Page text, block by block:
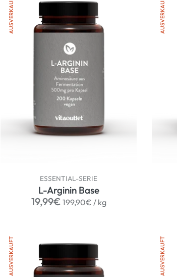
AUSVERKAUFT
ESSENTIAL-SERIE
L-Arginin Base
Normaler
19,99€ 199,90€ / per
kg
AUSVERKAUFT
AUSVERKAUFT
AUSVERKAUFT